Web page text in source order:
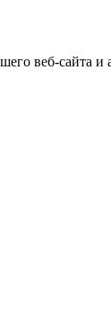
веб-сайта и